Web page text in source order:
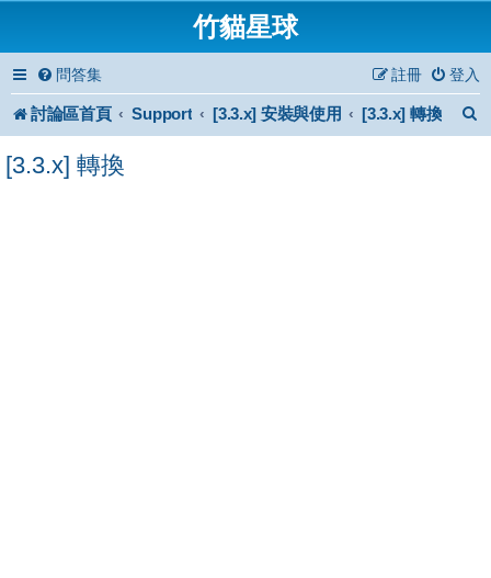
竹貓星球
問答集 登入
註冊
討論區首頁 Support [3.3.x] 安裝與使用 [3.3.x] 轉換
[3.3.x] 轉換